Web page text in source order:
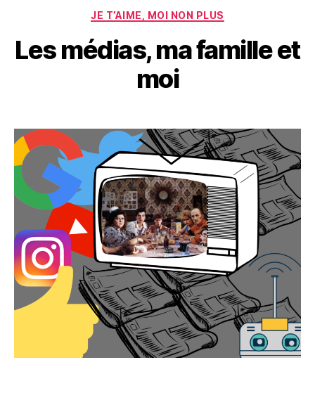
Catégories
JE T’AIME, MOI NON PLUS
Les médias, ma famille et
moi